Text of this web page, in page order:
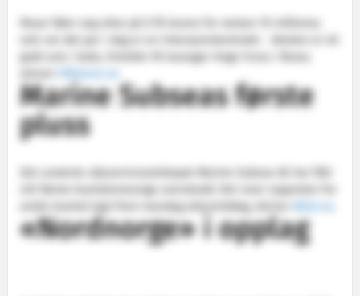
Roxar føler seg sikre på å få levere for nesten 70 millioner,
selv om det per i dag er en intensjonskontrakt: - Avtalen er så
godt som i boks, forteller IR manager Hege Forus i Roxar,
Marine Subseas første
pluss
Det unoterte oljeserviceselskapet Marine Subsea AS har fått
sitt første kvartalsmessige overskudd. Det viser rapproten for
andre kvartal lagt frem mandag ettermiddag, skriver
«Nordnorge» i opplag